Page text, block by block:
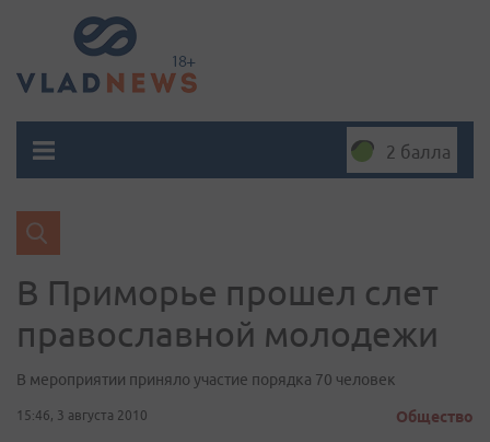
2 балла
В Приморье прошел слет
православной молодежи
В мероприятии приняло участие порядка 70 человек
15:46, 3 августа 2010 Общество